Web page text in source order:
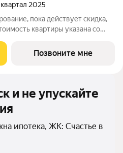
квартал 2025
пока действует скидка,
квартиры указана со
1-комн. квартира с
Позвоните мне
и не упускайте
ипотека, ЖК: Счастье в